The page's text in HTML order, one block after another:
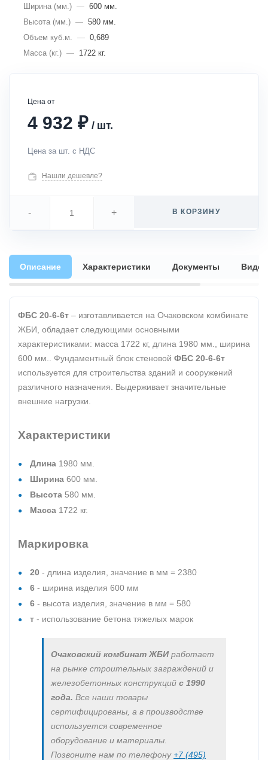
Ширина (мм.) — 600 мм.
Высота (мм.) — 580 мм.
Объем куб.м. — 0,689
Масса (кг.) — 1722 кг.
Цена от
4 932 ₽ / шт.
Цена за шт. с НДС
Нашли дешевле?
- + В КОРЗИНУ
Описание Характеристики Документы Видео
ФБС 20-6-6т – изготавливается на Очаковском комбинате
ЖБИ, обладает следующими основными
характеристиками: масса 1722 кг, длина 1980 мм., ширина
600 мм.. Фундаментный блок стеновой ФБС 20-6-6т
используется для строительства зданий и сооружений
различного назначения. Выдерживает значительные
внешние нагрузки.
Характеристики
Длина 1980 мм.
Ширина 600 мм.
Высота 580 мм.
Масса 1722 кг.
Маркировка
20 - длина изделия, значение в мм = 2380
6 - ширина изделия 600 мм
6 - высота изделия, значение в мм = 580
т - использование бетона тяжелых марок
Очаковский комбинат ЖБИработает
на рынке строительных заграждений и
железобетонных конструкций с 1990
года. Все наши товары
сертифицированы, а в производстве
используется современное
оборудование и материалы.
Позвоните нам по телефону+7 (495)